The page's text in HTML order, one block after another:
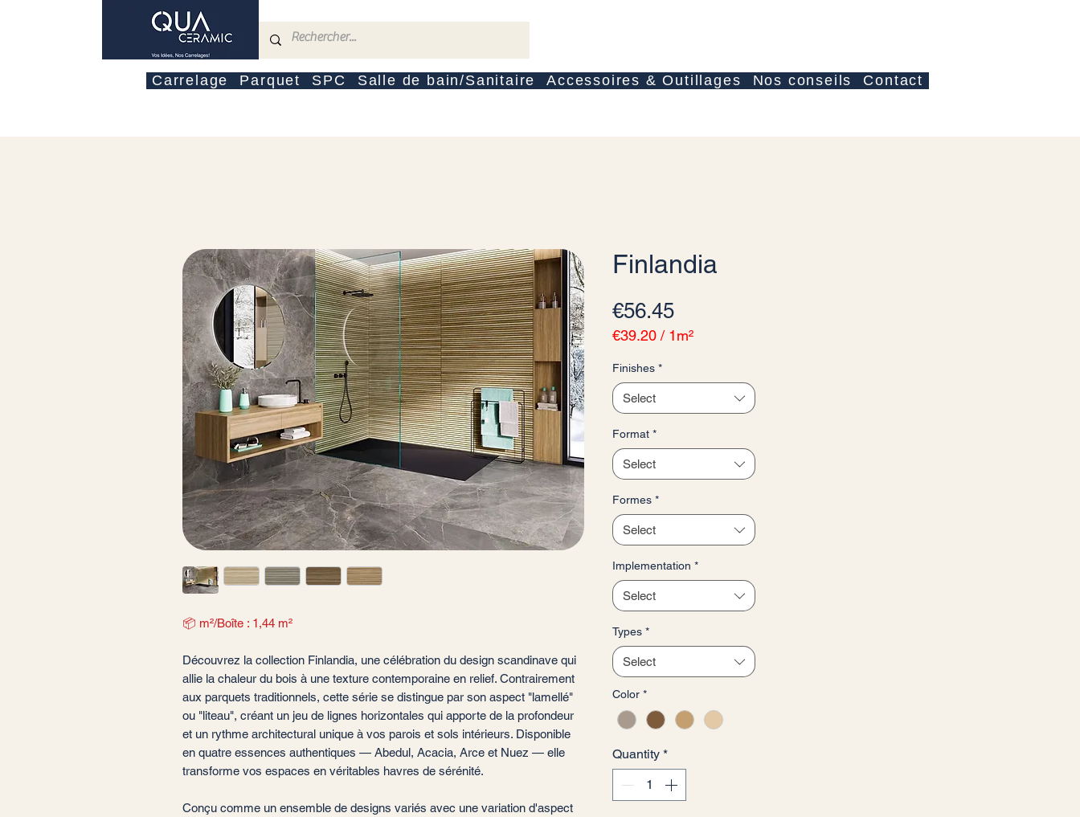
Carrelage Parquet SPC Salle de bain/Sanitaire Accessoires & Outillages Nos conseils Contact
📦 m²/Boîte : 1,44 m²
Découvrez la collection Finlandia, une célébration du design scandinave qui
allie la chaleur du bois à une texture contemporaine en relief. Contrairement
aux parquets traditionnels, cette série se distingue par son aspect "lamellé"
ou "liteau", créant un jeu de lignes horizontales qui apporte de la profondeur
et un rythme architectural unique à vos parois et sols intérieurs. Disponible
en quatre essences authentiques — Abedul, Acacia, Arce et Nuez — elle
transforme vos espaces en véritables havres de sérénité.
Conçu comme un ensemble de designs variés avec une variation d'aspect
Finlandia
€56.45Price
€39.20 / 1m²
per
1
Square
Finishes *
Select
Format *
Select
Formes *
Select
Implementation *
Select
Types *
Select
Color *
Quantity *